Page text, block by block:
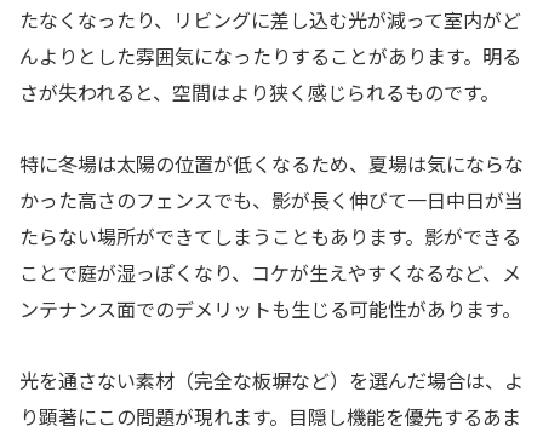
たなくなったり、リビングに差し込む光が減って室内がど
んよりとした雰囲気になったりすることがあります。明る
さが失われると、空間はより狭く感じられるものです。
特に冬場は太陽の位置が低くなるため、夏場は気にならな
かった高さのフェンスでも、影が長く伸びて一日中日が当
たらない場所ができてしまうこともあります。影ができる
ことで庭が湿っぽくなり、コケが生えやすくなるなど、メ
ンテナンス面でのデメリットも生じる可能性があります。
光を通さない素材（完全な板塀など）を選んだ場合は、よ
り顕著にこの問題が現れます。目隠し機能を優先するあま